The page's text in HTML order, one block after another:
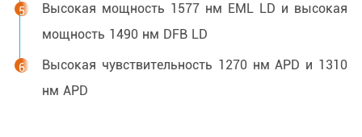
Высокая мощность 1577 нм EML LD и высокая
мощность 1490 нм DFB LD
Высокая чувствительность 1270 нм APD и 1310
нм APD